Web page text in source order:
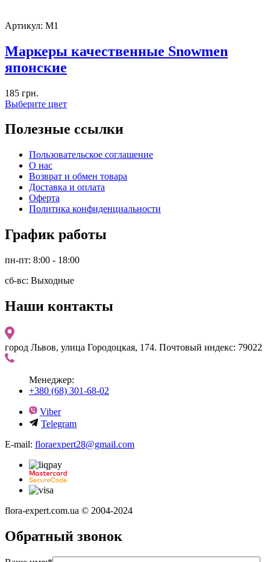
Артикул: M1
Маркеры качественные Snowmen
японские
185 грн.
Выберите цвет
Полезные ссылки
Пользовательское соглашение
О нас
Возврат и обмен товара
Доставка и оплата
Оферта
Политика конфиденциальности
График работы
пн-пт: 8:00 - 18:00
сб-вс: Выходные
Наши контакты
город Львов, улица Городоцкая, 174. Почтовый индекс: 79022
Менеджер:
+380 (68) 301-68-02
Viber
Telegram
E-mail: floraexpert28@gmail.com
flora-expert.com.ua © 2004-2024
Обратный звонок